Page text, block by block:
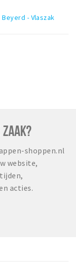
- Vlaszak
ZAAK?
shoppen.nl
website,
acties.